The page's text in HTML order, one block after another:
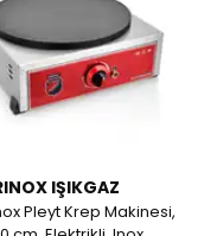
IŞIKGAZ
Pleyt Krep Makinesi,